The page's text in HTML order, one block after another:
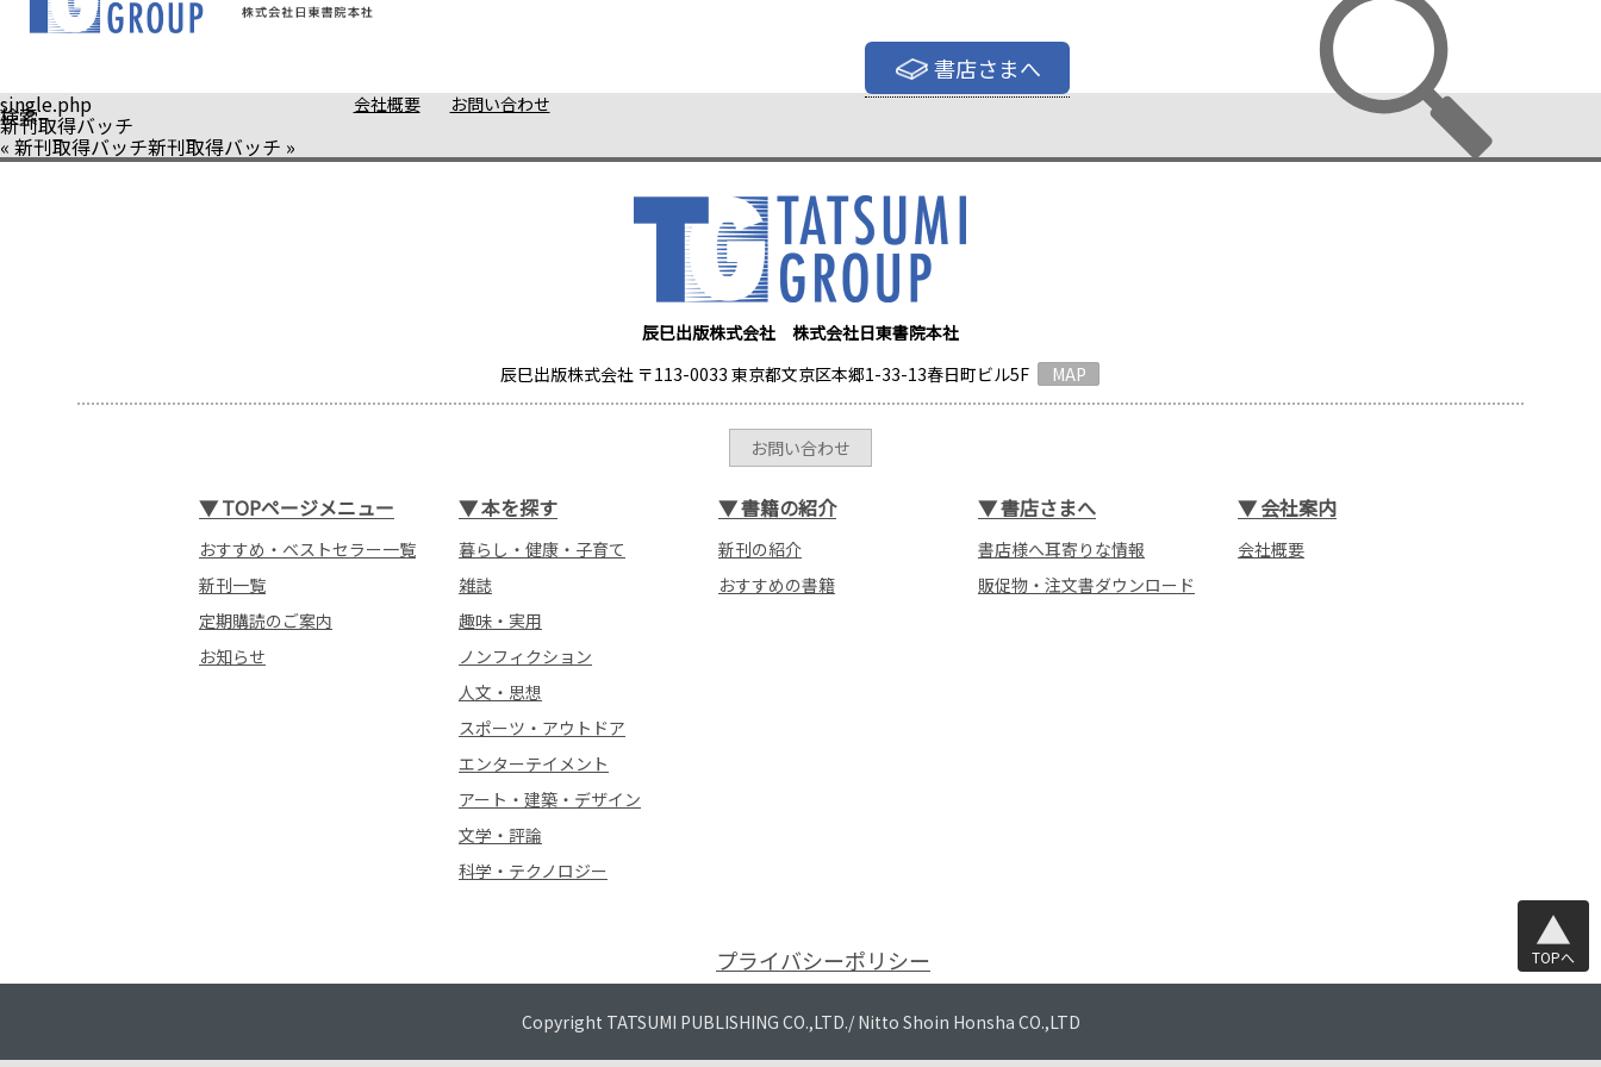
書店さまへ
会社概要 お問い合わせ
検索
single.php
新刊取得バッチ
« 新刊取得バッチ新刊取得バッチ »
辰巳出版株式会社 株式会社日東書院本社
辰巳出版株式会社 〒113-0033 東京都文京区本郷1-33-13春日町ビル5F
MAP
お問い合わせ
▼TOPページメニュー
おすすめ・ベストセラー一覧
新刊一覧
定期購読のご案内
お知らせ
▼本を探す
暮らし・健康・子育て
雑誌
趣味・実用
ノンフィクション
人文・思想
スポーツ・アウトドア
エンターテイメント
アート・建築・デザイン
文学・評論
科学・テクノロジー
▼書籍の紹介
新刊の紹介
おすすめの書籍
▼書店さまへ
書店様へ耳寄りな情報
販促物・注文書ダウンロード
▼会社案内
会社概要
プライバシーポリシー TOPへ
Copyright TATSUMI PUBLISHING CO.,LTD./ Nitto Shoin Honsha CO.,LTD